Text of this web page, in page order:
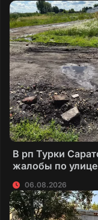
В рп Турки
жалобы по
06.08.2026